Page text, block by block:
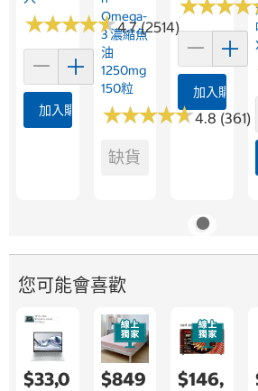
★★★★★
★★★★★4.7 (2514)
加入購物車
Omega-
3 濃縮魚
油
1250mg
150粒
★★★★★
★★★★★4.8 (361)
缺貨
★★★★
★★★★
加入購物車
您可能會喜歡
$33,0
$849
$146,